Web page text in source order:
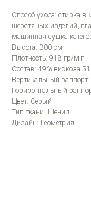
Способ ухода: стирка
шерстяных изделий,
машинная сушка
Высота: 300 см
Плотность: 918 гр/м.п.
Состав: 49% вискоза
Вертикальный
Горизонтальный
Цвет: Серый
Тип ткани: Шенил
Дизайн: Геометрия